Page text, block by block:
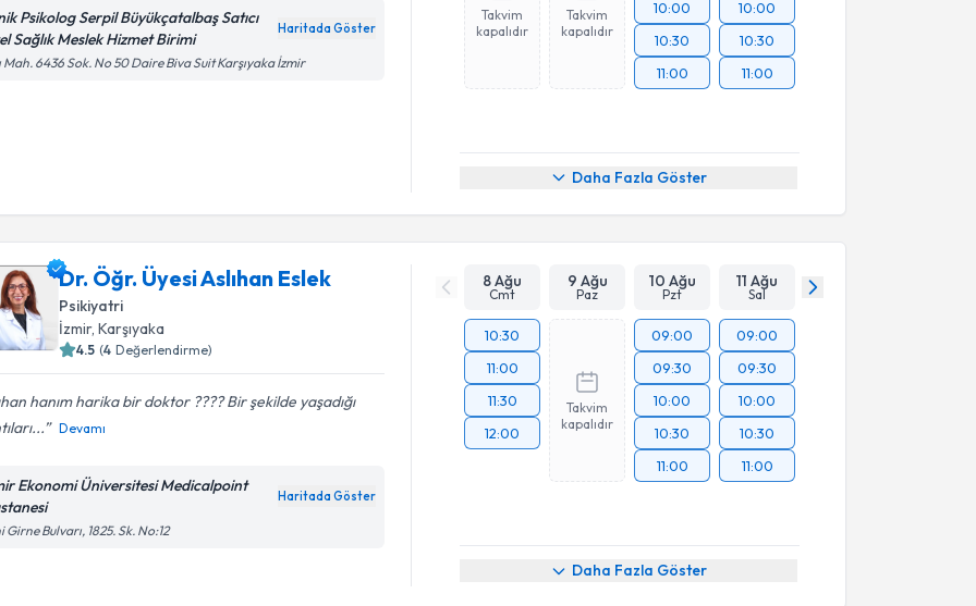
Psikolog Serpil Büyükçatalbaş Satıcı
Sağlık Meslek Hizmet Birimi
Haritada Göster
Mah. 6436 Sok. No 50 Daire Biva Suit Karşıyaka İzmir
Takvim
kapalıdır
Takvim
kapalıdır
10:00
10:30
11:00
10:00
10:30
11:00
Daha Fazla Göster
Dr. Öğr. Üyesi Aslıhan Eslek
Psikiyatri
İzmir, Karşıyaka
4.5 (4 Değerlendirme)
hanım harika bir doktor ???? Bir şekilde yaşadığı
Devamı
Ekonomi Üniversitesi Medicalpoint
Haritada Göster
Girne Bulvarı, 1825. Sk. No:12
8 Ağu
Cmt
9 Ağu
Paz
10 Ağu
Pzt
11 Ağu
Sal
10:30
11:00
11:30
12:00
Takvim
kapalıdır
09:00
09:30
10:00
10:30
11:00
09:00
09:30
10:00
10:30
11:00
Daha Fazla Göster